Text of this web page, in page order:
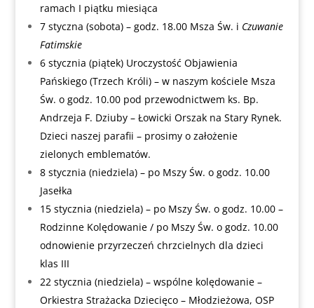
ramach I piątku miesiąca
7 styczna (sobota) – godz. 18.00 Msza Św. i Czuwanie
Fatimskie
6 stycznia (piątek) Uroczystość Objawienia
Pańskiego (Trzech Króli) – w naszym kościele Msza
Św. o godz. 10.00 pod przewodnictwem ks. Bp.
Andrzeja F. Dziuby – Łowicki Orszak na Stary Rynek.
Dzieci naszej parafii – prosimy o założenie
zielonych emblematów.
8 stycznia (niedziela) – po Mszy Św. o godz. 10.00
Jasełka
15 stycznia (niedziela) – po Mszy Św. o godz. 10.00 –
Rodzinne Kolędowanie / po Mszy Św. o godz. 10.00
odnowienie przyrzeczeń chrzcielnych dla dzieci
klas III
22 stycznia (niedziela) – wspólne kolędowanie –
Orkiestra Strażacka Dziecięco – Młodzieżowa, OSP